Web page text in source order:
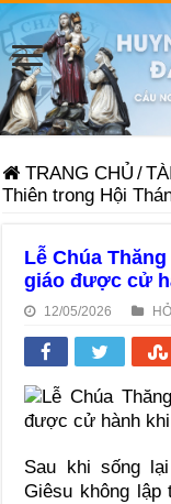
TRANG CHỦ /
Thiên trong Hội
Lễ Chúa
giáo được cử
12/05/2026
Sau khi sống
Giêsu không lập